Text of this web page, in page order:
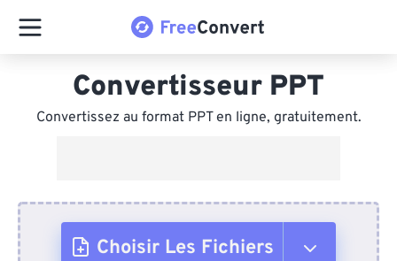
Convertisseur PPT
Convertissez au format PPT en ligne, gratuitement.
Choisir Les Fichiers